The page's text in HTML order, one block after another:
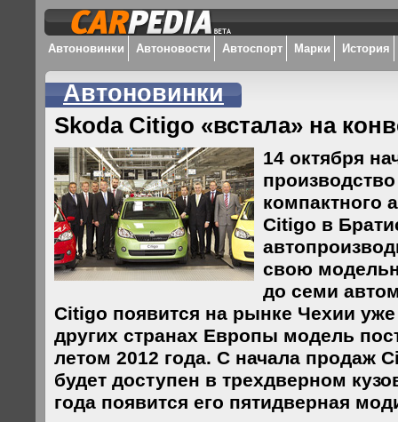
Автоновинки Автоновости Автоспорт Марки История
Автоновинки
Skoda Citigo «встала» на
14 октября
компактного
Citigo в
свою
до семи
Citigo появится на рынке Чехии
других странах Европы модель
летом 2012 года. С начала продаж
будет доступен в трехдверном
года появится его пятидверная